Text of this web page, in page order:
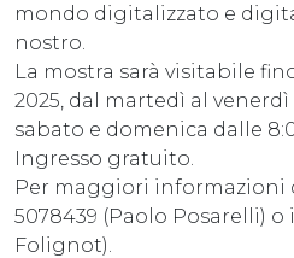
mondo digitalizzato e
nostro.
La mostra sarà visitabile
2025, dal martedì al venerdì
sabato e domenica dalle
Ingresso gratuito.
Per maggiori informazioni
5078439 (Paolo Posarelli) o
Folignot).